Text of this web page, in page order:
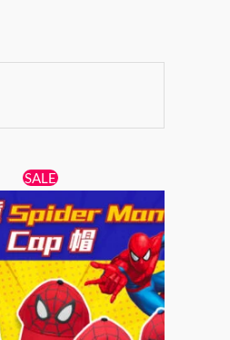
SALE
格：
。
目
前
價
格：
$59。
產
品
有
多
種
款